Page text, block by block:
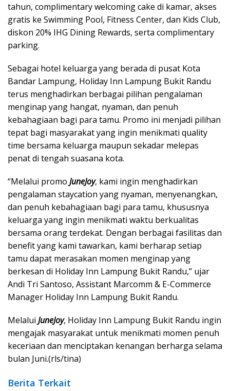
tahun, complimentary welcoming cake di kamar, akses
gratis ke Swimming Pool, Fitness Center, dan Kids Club,
diskon 20% IHG Dining Rewards, serta complimentary
parking.
Sebagai hotel keluarga yang berada di pusat Kota
Bandar Lampung, Holiday Inn Lampung Bukit Randu
terus menghadirkan berbagai pilihan pengalaman
menginap yang hangat, nyaman, dan penuh
kebahagiaan bagi para tamu. Promo ini menjadi pilihan
tepat bagi masyarakat yang ingin menikmati quality
time bersama keluarga maupun sekadar melepas
penat di tengah suasana kota.
“Melalui promo JuneJoy, kami ingin menghadirkan
pengalaman staycation yang nyaman, menyenangkan,
dan penuh kebahagiaan bagi para tamu, khususnya
keluarga yang ingin menikmati waktu berkualitas
bersama orang terdekat. Dengan berbagai fasilitas dan
benefit yang kami tawarkan, kami berharap setiap
tamu dapat merasakan momen menginap yang
berkesan di Holiday Inn Lampung Bukit Randu,” ujar
Andi Tri Santoso, Assistant Marcomm & E-Commerce
Manager Holiday Inn Lampung Bukit Randu.
Melalui JuneJoy, Holiday Inn Lampung Bukit Randu ingin
mengajak masyarakat untuk menikmati momen penuh
keceriaan dan menciptakan kenangan berharga selama
bulan Juni.(rls/tina)
Berita Terkait